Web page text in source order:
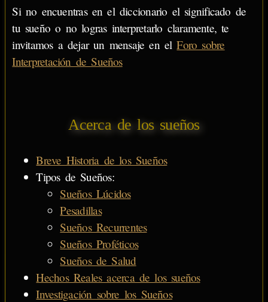
Si no encuentras en el diccionario el significado de
tu sueño o no logras interpretarlo claramente, te
invitamos a dejar un mensaje en elForo sobre
Interpretación de Sueños
Acerca de los sueños
Breve Historia de los Sueños
Tipos de Sueños:
Sueños Lúcidos
Pesadillas
Sueños Recurrentes
Sueños Proféticos
Sueños de Salud
Hechos Reales acerca de los sueños
Investigación sobre los Sueños